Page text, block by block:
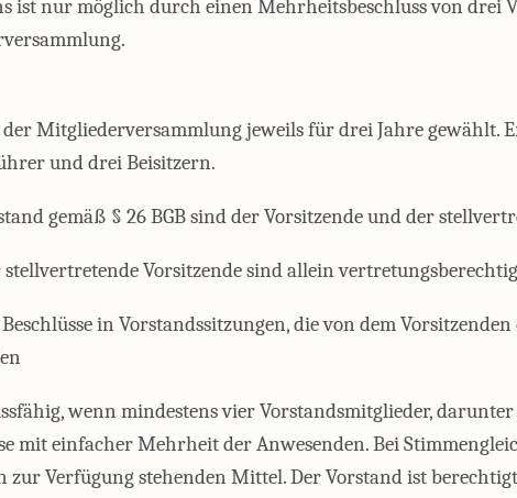
ist nur möglich durch einen Mehrheitsbeschluss von
Mitgliederversammlung jeweils für drei Jahre gewählt.
und drei Beisitzern.
gemäß § 26 BGB sind der Vorsitzende und der
Vorsitzende sind allein
in Vorstandssitzungen, die von dem
wenn mindestens vier Vorstandsmitglieder,
mit einfacher Mehrheit der Anwesenden. Bei
zur Verfügung stehenden Mittel. Der Vorstand ist